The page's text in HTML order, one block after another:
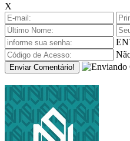
X
Enviar Comentário!